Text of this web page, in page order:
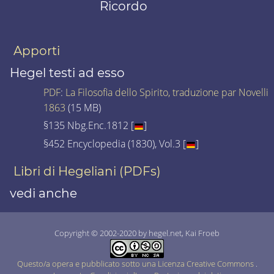
Ricordo
Apporti
Hegel testi ad esso
PDF: La Filosofia dello Spirito, traduzione par Novelli
1863 (15 MB)
§135 Nbg.Enc.1812 [
]
§452 Encyclopedia (1830), Vol.3 [
]
Libri di Hegeliani (PDFs)
vedi anche
Copyright © 2002-2020 by hegel.net, Kai Froeb
Questo/a opera e pubblicato sotto una Licenza Creative Commons .